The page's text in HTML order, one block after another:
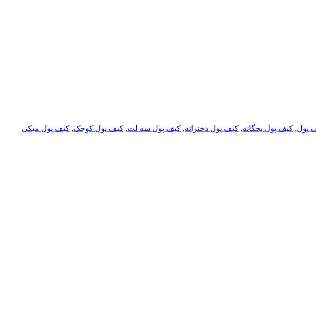
پول, کیف پول بچگانه, کیف پول دخترانه, کیف پول سه لت, کیف پول کوجک, کیف پول میکی